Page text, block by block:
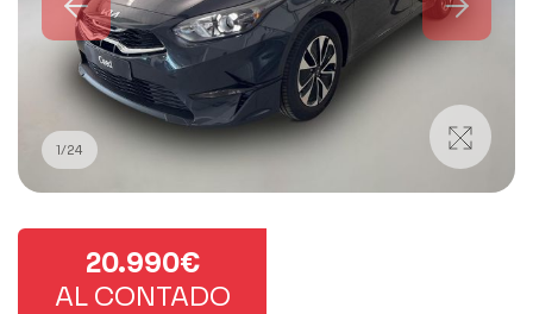
1/24
20.990€
AL CONTADO